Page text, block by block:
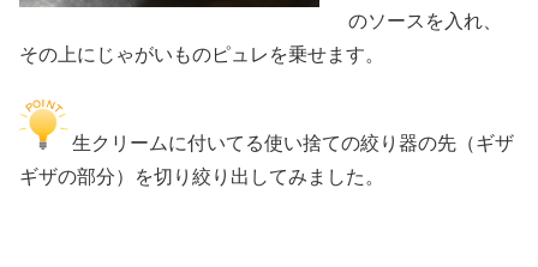
のソースを入れ、
その上にじゃがいものピュレを乗せます。
生クリームに付いてる使い捨ての絞り器の先（ギザ
ギザの部分）を切り絞り出してみました。